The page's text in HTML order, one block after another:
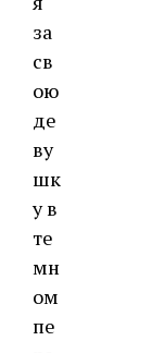
за
св
ою
де
ву
шк
у в
те
мн
ом
пе